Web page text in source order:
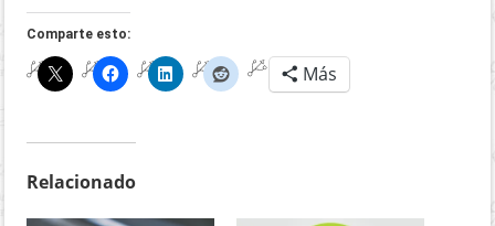
Comparte esto:
Más
Relacionado